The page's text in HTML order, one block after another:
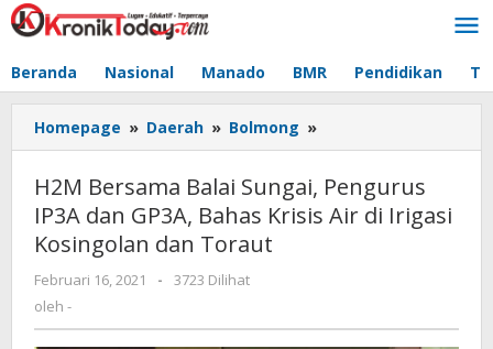
Lewati
ke
Beranda Nasional Manado BMR Pendidikan
Homepage » Daerah » Bolmong »
Bersama
Sungai,
Pengurus
Krisis
H2M Bersama Balai Sungai, Pengurus
IP3A dan GP3A, Bahas Krisis Air di Irigasi
Kosingolan dan Toraut
Februari 16, 2021
oleh
-
3723 Dilihat
oleh -